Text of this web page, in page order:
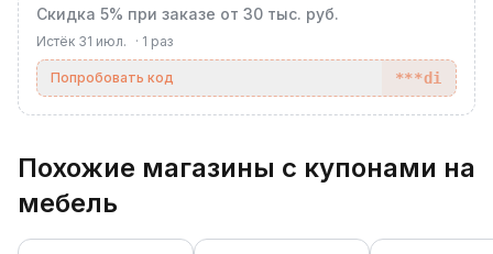
Скидка 5% при заказе от 30 тыс. руб.
Истёк 31 июл. · 1 раз
Попробовать код ***di
Похожие магазины с купонами на
мебель